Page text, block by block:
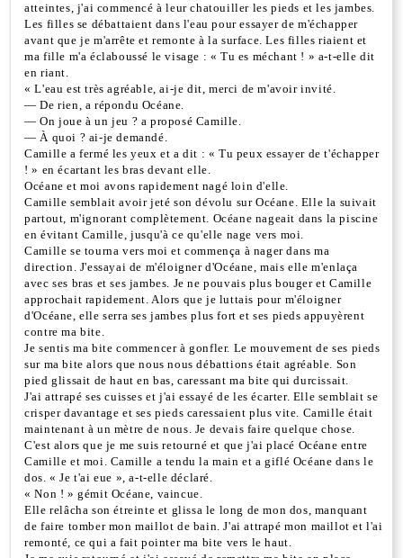
atteintes, j'ai commencé à leur chatouiller les pieds et les jambes.
Les filles se débattaient dans l'eau pour essayer de m'échapper
avant que je m'arrête et remonte à la surface. Les filles riaient et
ma fille m'a éclaboussé le visage : « Tu es méchant ! » a-t-elle dit
en riant.
« L'eau est très agréable, ai-je dit, merci de m'avoir invité.
— De rien, a répondu Océane.
— On joue à un jeu ? a proposé Camille.
— À quoi ? ai-je demandé.
Camille a fermé les yeux et a dit : « Tu peux essayer de t'échapper
! » en écartant les bras devant elle.
Océane et moi avons rapidement nagé loin d'elle.
Camille semblait avoir jeté son dévolu sur Océane. Elle la suivait
partout, m'ignorant complètement. Océane nageait dans la piscine
en évitant Camille, jusqu'à ce qu'elle nage vers moi.
Camille se tourna vers moi et commença à nager dans ma
direction. J'essayai de m'éloigner d'Océane, mais elle m'enlaça
avec ses bras et ses jambes. Je ne pouvais plus bouger et Camille
approchait rapidement. Alors que je luttais pour m'éloigner
d'Océane, elle serra ses jambes plus fort et ses pieds appuyèrent
contre ma bite.
Je sentis ma bite commencer à gonfler. Le mouvement de ses pieds
sur ma bite alors que nous nous débattions était agréable. Son
pied glissait de haut en bas, caressant ma bite qui durcissait.
J'ai attrapé ses cuisses et j'ai essayé de les écarter. Elle semblait se
crisper davantage et ses pieds caressaient plus vite. Camille était
maintenant à un mètre de nous. Je devais faire quelque chose.
C'est alors que je me suis retourné et que j'ai placé Océane entre
Camille et moi. Camille a tendu la main et a giflé Océane dans le
dos. « Je t'ai eue », a-t-elle déclaré.
« Non ! » gémit Océane, vaincue.
Elle relâcha son étreinte et glissa le long de mon dos, manquant
de faire tomber mon maillot de bain. J'ai attrapé mon maillot et l'ai
remonté, ce qui a fait pointer ma bite vers le haut.